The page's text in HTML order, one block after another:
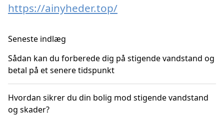
https://ainyheder.top/
Seneste indlæg
Sådan kan du forberede dig på stigende vandstand og
betal på et senere tidspunkt
Hvordan sikrer du din bolig mod stigende vandstand
og skader?